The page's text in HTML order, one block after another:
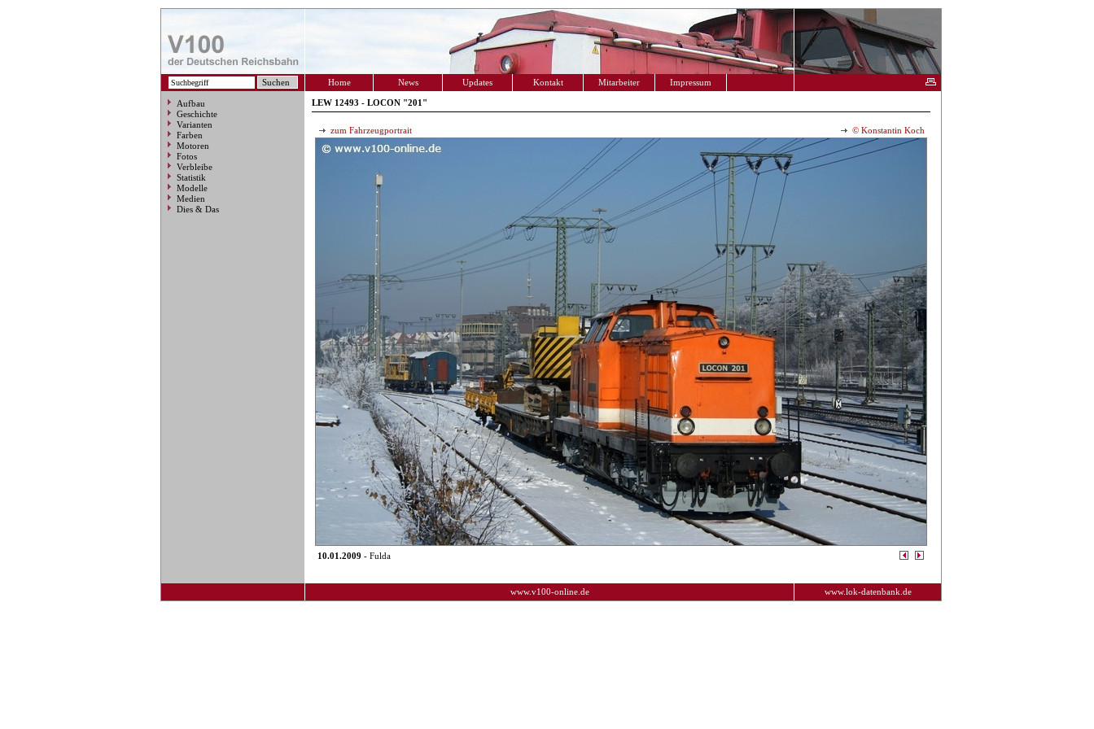
Home News Updates Kontakt Mitarbeiter Impressum
Aufbau
Geschichte
Varianten
Farben
Motoren
Fotos
Verbleibe
Statistik
Modelle
Medien
Dies & Das
LEW 12493 - LOCON "201"
zum Fahrzeugportrait © Konstantin Koch
10.01.2009 - Fulda
www.v100-online.de www.lok-datenbank.de